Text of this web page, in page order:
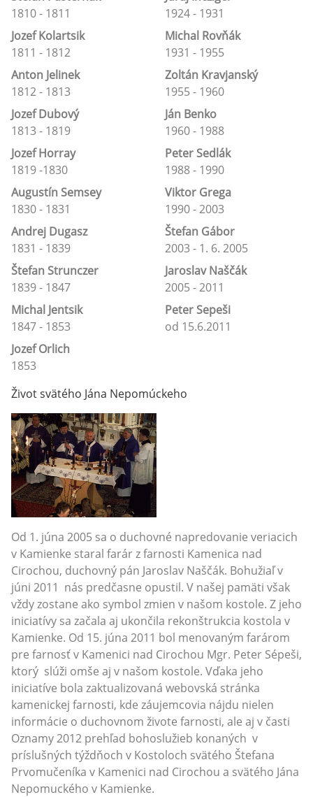
1810 - 1811
Jozef Kolartsik
1811 - 1812
Anton Jelinek
1812 - 1813
Jozef Dubový
1813 - 1819
Jozef Horray
1819 -1830
Augustín Semsey
1830 - 1831
Andrej Dugasz
1831 - 1839
Štefan Strunczer
1839 - 1847
Michal Jentsik
1847 - 1853
Jozef Orlich
1853
1924 - 1931
Michal Rovňák
1931 - 1955
Zoltán Kravjanský
1955 - 1960
Ján Benko
1960 - 1988
Peter Sedlák
1988 - 1990
Viktor Grega
1990 - 2003
Štefan Gábor
2003 - 1. 6. 2005
Jaroslav Naščák
2005 - 2011
Peter Sepeši
od 15.6.2011
Život svätého Jána Nepomúckeho
Od 1. júna 2005 sa o duchovné napredovanie veriacich
v Kamienke staral farár z farnosti Kamenica nad
Cirochou, duchovný pán Jaroslav Naščák. Bohužiaľ v
júni 2011 nás predčasne opustil. V našej pamäti však
vždy zostane ako symbol zmien v našom kostole. Z jeho
iniciatívy sa začala aj ukončila rekonštrukcia kostola v
Kamienke. Od 15. júna 2011 bol menovaným farárom
pre farnosť v Kamenici nad Cirochou Mgr. Peter Sépeši,
ktorý slúži omše aj v našom kostole. Vďaka jeho
iniciatíve bola zaktualizovaná webovská stránka
kamenickej farnosti, kde záujemcovia nájdu nielen
informácie o duchovnom živote farnosti, ale aj v časti
Oznamy 2012 prehľad bohoslužieb konaných v
príslušných týždňoch v Kostoloch svätého Štefana
Prvomučeníka v Kamenici nad Cirochou a svätého Jána
Nepomuckého v Kamienke.